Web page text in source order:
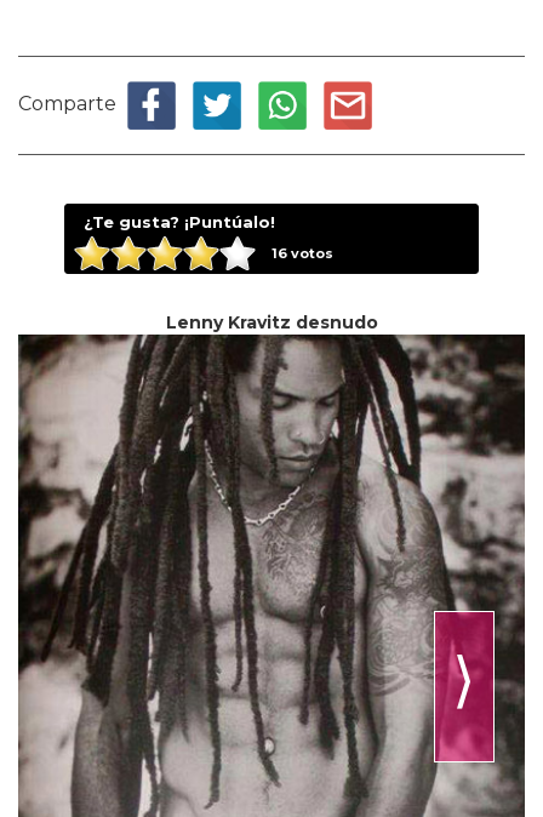
Comparte
¿Te gusta? ¡Puntúalo!
16votos
Lenny Kravitz desnudo
⟩